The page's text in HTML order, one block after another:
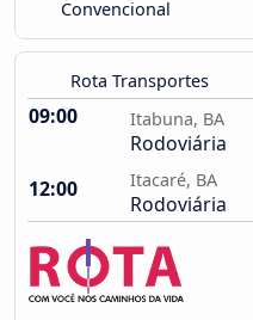
Convencional
Rota Transportes
09:00 Itabuna, BA
Rodoviária
12:00
Itacaré, BA
Rodoviária